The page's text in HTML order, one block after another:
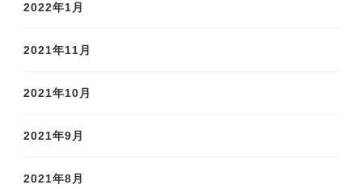
2022年1月
2021年11月
2021年10月
2021年9月
2021年8月